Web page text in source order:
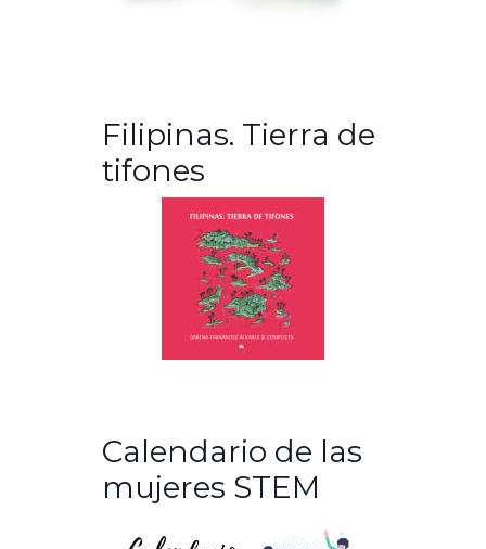
Filipinas. Tierra de
tifones
Calendario de las
mujeres STEM